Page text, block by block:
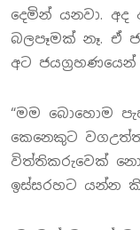
දෙමින් යනවා.
බලපෑමක් නෑ. ඒ
අට
“මම බොහොම
කෙනෙකුට
විත්තිකරුවෙක්
ඉස්සරහට යන්න